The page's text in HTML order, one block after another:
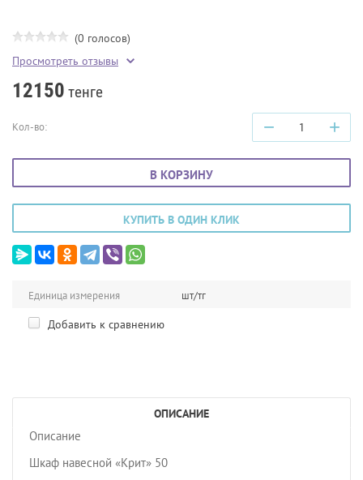
(0 голосов)
Просмотреть отзывы
12150 тенге
Кол-во: − +
В КОРЗИНУ
КУПИТЬ В ОДИН КЛИК
Единица измерения шт/тг
Добавить к сравнению
ОПИСАНИЕ
Описание
Шкаф навесной «Крит» 50